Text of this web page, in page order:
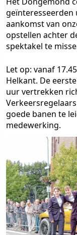
geïnteresseerden
aankomst van
opstellen achter
spektakel te
Let op: vanaf
Helkant. De
uur vertrekken
goede banen te
medewerking.